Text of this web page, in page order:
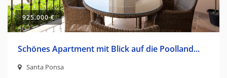
925.000 €
Schönes Apartment mit Blick auf die Poolland...
Santa Ponsa